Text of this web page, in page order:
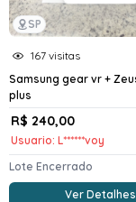
SP
167 visitas
Samsung gear vr +
plus
R$ 240,00
Usuario: L******voy
Lote Encerrado
Ver Detalhes